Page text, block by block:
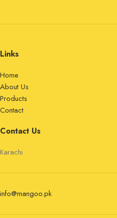
Links
Home
About Us
Products
Contact
Contact Us
Karachi
info@mangoo.pk